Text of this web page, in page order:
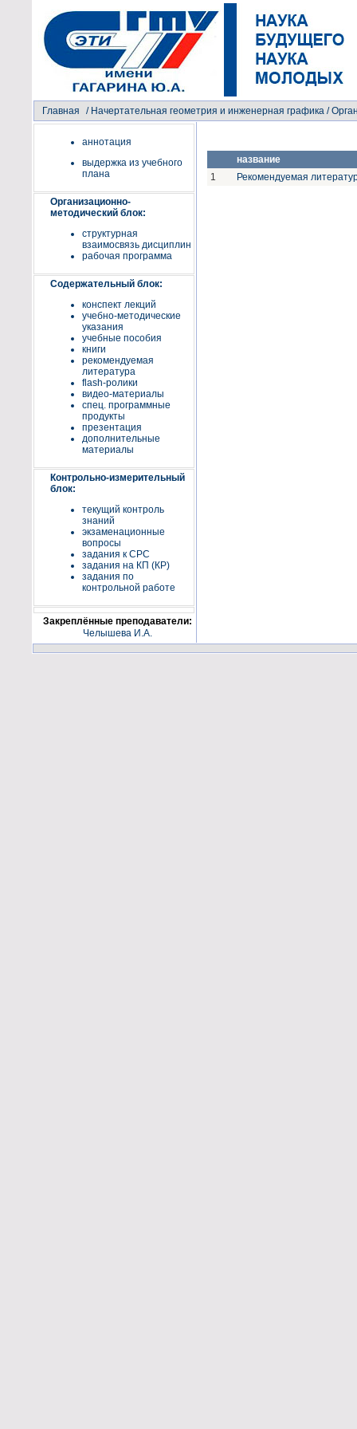
Главная / Начертательная геометрия и инженерная графика /
аннотация
выдержка из учебного
плана
Организационно-
методический блок:
структурная
взаимосвязь дисциплин
рабочая программа
Содержательный блок:
конспект лекций
учебно-методические
указания
учебные пособия
книги
рекомендуемая
литература
flash-ролики
видео-материалы
спец. программные
продукты
презентация
дополнительные
материалы
Контрольно-измерительный
блок:
текущий контроль
знаний
экзаменационные
вопросы
задания к СРС
задания на КП (КР)
задания по
контрольной работе
Закреплённые преподаватели:
Челышева И.А.
название
1
Рекомендуемая